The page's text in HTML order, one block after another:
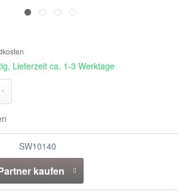
Lieferzeit ca. 1-3 Werktage
SW10140
kaufen